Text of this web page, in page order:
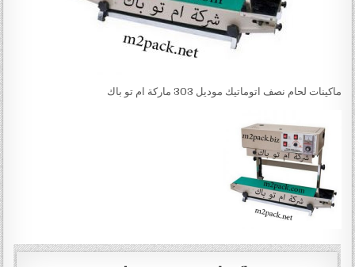
ماكينات لحام نصف اتوماتيك موديل 303 ماركة ام تو باك